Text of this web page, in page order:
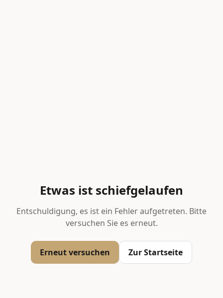
Etwas ist schiefgelaufen
Entschuldigung, es ist ein Fehler aufgetreten. Bitte
versuchen Sie es erneut.
Erneut versuchen Zur Startseite